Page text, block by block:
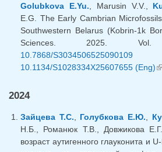
Golubkova E.Yu. , Marusin V.V.,
E.G. The Early Cambrian
Southwestern Belarus (Kobrin-1k
Sciences. 2025.
10.7868/
10.1134/S1028334X25607655 (Eng)
2024
Зайцева Т.С., Голубкова Е.Ю.,
Н.Б., Романюк Т.В., Довжикова
возраст аутигенного глауконита и